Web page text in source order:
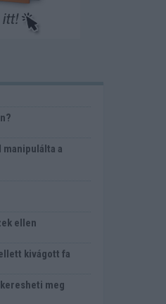
manipulálta a
ellen
kivágott fa
meg